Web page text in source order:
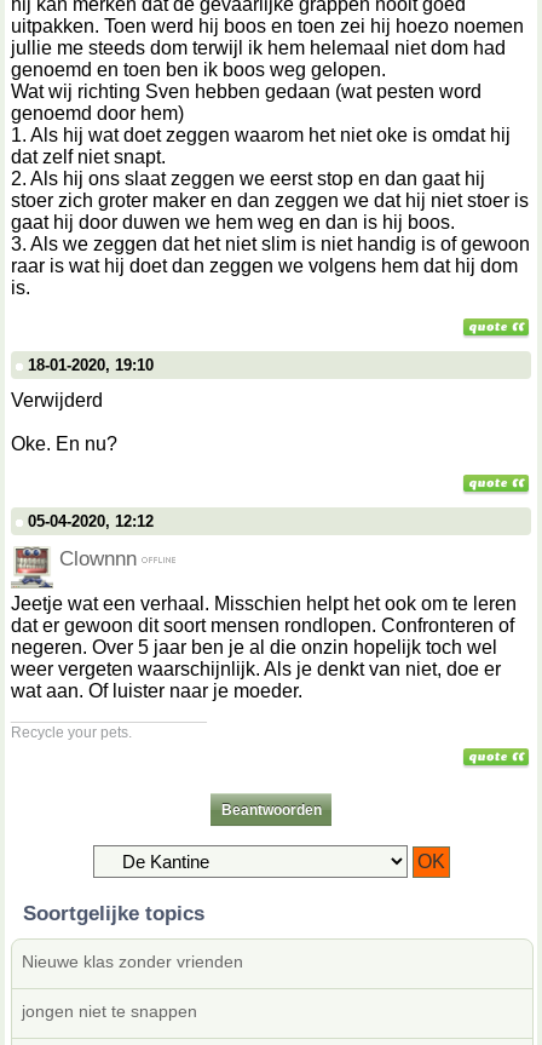
hij kan merken dat de gevaarlijke grappen nooit goed
uitpakken. Toen werd hij boos en toen zei hij hoezo noemen
jullie me steeds dom terwijl ik hem helemaal niet dom had
genoemd en toen ben ik boos weg gelopen.
Wat wij richting Sven hebben gedaan (wat pesten word
genoemd door hem)
1. Als hij wat doet zeggen waarom het niet oke is omdat hij
dat zelf niet snapt.
2. Als hij ons slaat zeggen we eerst stop en dan gaat hij
stoer zich groter maker en dan zeggen we dat hij niet stoer is
gaat hij door duwen we hem weg en dan is hij boos.
3. Als we zeggen dat het niet slim is niet handig is of gewoon
raar is wat hij doet dan zeggen we volgens hem dat hij dom
is.
18-01-2020, 19:10
Verwijderd
Oke. En nu?
05-04-2020, 12:12
Clownnn
Jeetje wat een verhaal. Misschien helpt het ook om te leren
dat er gewoon dit soort mensen rondlopen. Confronteren of
negeren. Over 5 jaar ben je al die onzin hopelijk toch wel
weer vergeten waarschijnlijk. Als je denkt van niet, doe er
wat aan. Of luister naar je moeder.
Recycle your pets.
Beantwoorden
Soortgelijke topics
Nieuwe klas zonder vrienden
jongen niet te snappen